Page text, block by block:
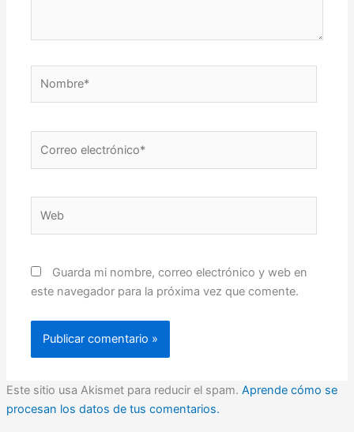
electrónico*
Guarda mi nombre, correo electrónico y web en
este navegador para la próxima vez que comente.
Este sitio usa Akismet para reducir el spam. Aprende cómo se
procesan los datos de tus comentarios.